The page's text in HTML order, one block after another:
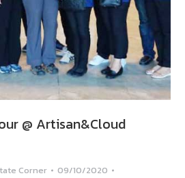
@ Artisan&Cloud
Corner
09/10/2020